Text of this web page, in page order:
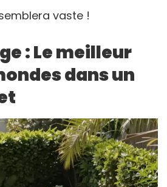
vaste !
: Le meilleur
dans un